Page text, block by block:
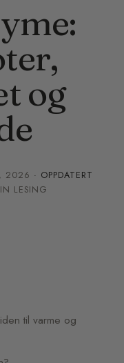
og
2026 · OPPDATERT
LESING
til varme og